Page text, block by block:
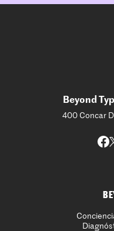
Beyond
400 Concar